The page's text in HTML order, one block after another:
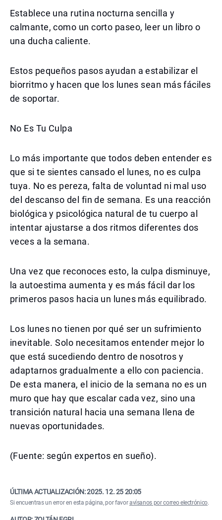
Establece una rutina nocturna sencilla y
calmante, como un corto paseo, leer un libro o
una ducha caliente.
Estos pequeños pasos ayudan a estabilizar el
biorritmo y hacen que los lunes sean más fáciles
de soportar.
No Es Tu Culpa
Lo más importante que todos deben entender es
que si te sientes cansado el lunes, no es culpa
tuya. No es pereza, falta de voluntad ni mal uso
del descanso del fin de semana. Es una reacción
biológica y psicológica natural de tu cuerpo al
intentar ajustarse a dos ritmos diferentes dos
veces a la semana.
Una vez que reconoces esto, la culpa disminuye,
la autoestima aumenta y es más fácil dar los
primeros pasos hacia un lunes más equilibrado.
Los lunes no tienen por qué ser un sufrimiento
inevitable. Solo necesitamos entender mejor lo
que está sucediendo dentro de nosotros y
adaptarnos gradualmente a ello con paciencia.
De esta manera, el inicio de la semana no es un
muro que hay que escalar cada vez, sino una
transición natural hacia una semana llena de
nuevas oportunidades.
(Fuente: según expertos en sueño).
ÚLTIMA ACTUALIZACIÓN:2025. 12. 25 20:05
Si encuentras un error en esta página, por favoravísanos por correo electrónico.